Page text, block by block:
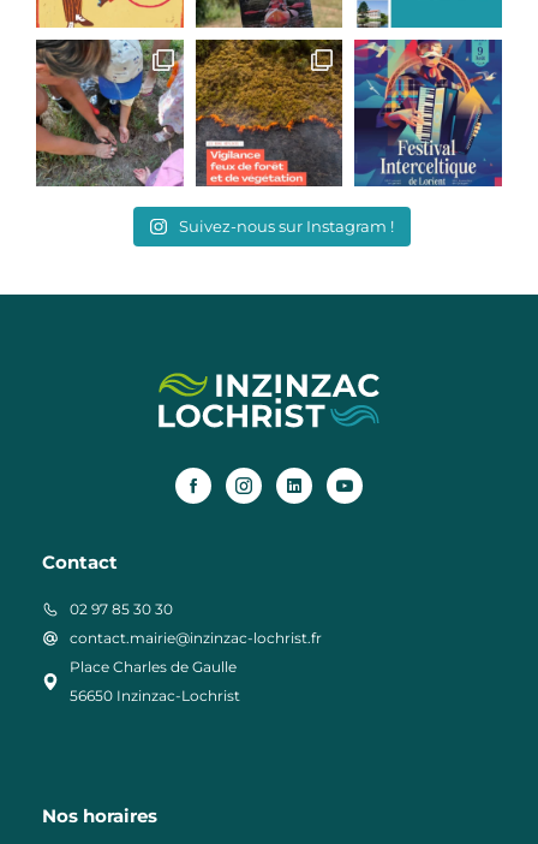
Suivez-nous sur Instagram !
Contact
02 97 85 30 30
contact.mairie@inzinzac-lochrist.fr
Place Charles de Gaulle
56650 Inzinzac-Lochrist
Nos horaires